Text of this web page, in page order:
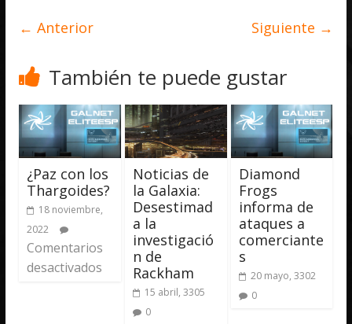
← Anterior Siguiente →
También te puede gustar
¿Paz con los
Thargoides?
18 noviembre,
2022
Comentarios
desactivados
Noticias de
la Galaxia:
Desestimad
a la
investigació
n de
Rackham
15 abril, 3305
0
Diamond
Frogs
informa de
ataques a
comerciante
s
20 mayo, 3302
0